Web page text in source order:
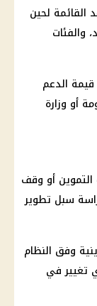
القائمة لحين
، والفئات
قيمة الدعم
أو وزارة
أو وقف
سبل تطوير
وفق النظام
تغيير في